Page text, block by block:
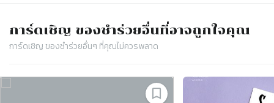
การ์ดเชิญ​ ของชำร่วยอื่นที่อาจถูกใจคุณ
การ์ดเชิญ​ ของชำร่วยอื่นๆ ที่คุณไม่ควรพลาด
Slide 1 of 4